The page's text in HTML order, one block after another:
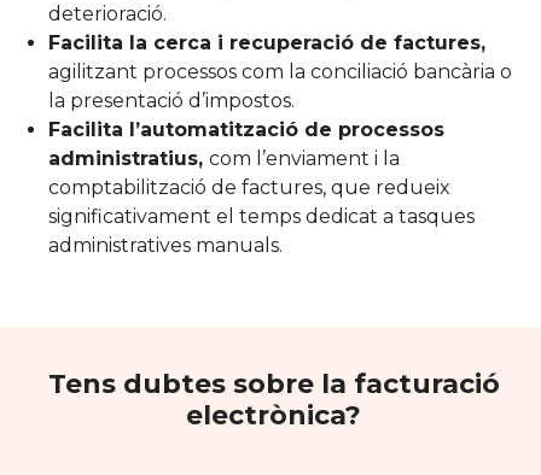
deterioració.
Facilita la cerca i recuperació de factures,
agilitzant processos com la conciliació bancària o
la presentació d’impostos.
Facilita l’automatització de processos
administratius, com l’enviament i la
comptabilització de factures, que redueix
significativament el temps dedicat a tasques
administratives manuals.
Tens dubtes sobre la facturació
electrònica?